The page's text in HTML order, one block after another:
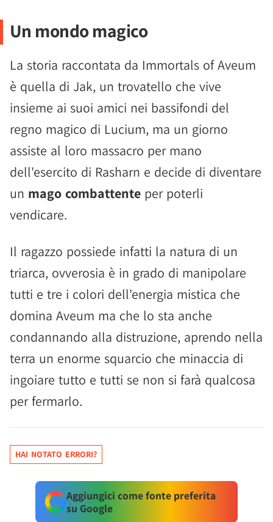
Un mondo magico
La storia raccontata da Immortals of Aveum
è quella di Jak, un trovatello che vive
insieme ai suoi amici nei bassifondi del
regno magico di Lucium, ma un giorno
assiste al loro massacro per mano
dell'esercito di Rasharn e decide di diventare
un mago combattente per poterli
vendicare.
Il ragazzo possiede infatti la natura di un
triarca, ovverosia è in grado di manipolare
tutti e tre i colori dell'energia mistica che
domina Aveum ma che lo sta anche
condannando alla distruzione, aprendo nella
terra un enorme squarcio che minaccia di
ingoiare tutto e tutti se non si farà qualcosa
per fermarlo.
HAI NOTATO ERRORI?
Aggiungici come fonte preferita
su Google